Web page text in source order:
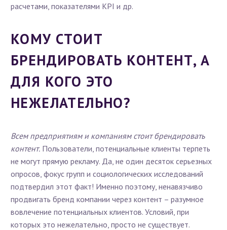
расчетами, показателями KPI и др.
КОМУ СТОИТ
БРЕНДИРОВАТЬ КОНТЕНТ, А
ДЛЯ КОГО ЭТО
НЕЖЕЛАТЕЛЬНО?
Всем предприятиям и компаниям стоит брендировать
контент. Пользователи, потенциальные клиенты терпеть
не могут прямую рекламу. Да, не один десяток серьезных
опросов, фокус групп и социологических исследований
подтвердил этот факт! Именно поэтому, ненавязчиво
продвигать бренд компании через контент – разумное
вовлечение потенциальных клиентов. Условий, при
которых это нежелательно, просто не существует.